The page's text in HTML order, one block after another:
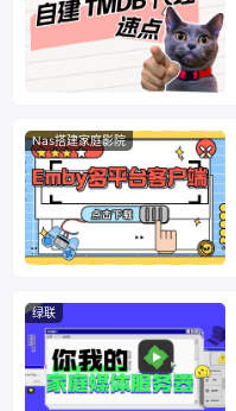
Nas搭建家庭影院
绿联